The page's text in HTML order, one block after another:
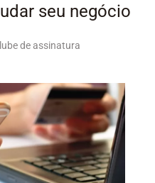
seu negócio
de assinatura